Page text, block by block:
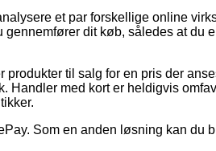
et par forskellige online
dit køb, således at du
til salg for en pris der
Handler med kort er heldigvis
Som en anden løsning kan du